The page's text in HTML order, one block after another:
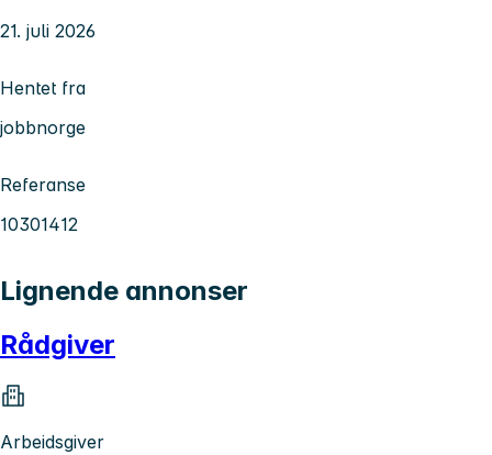
21. juli 2026
Hentet fra
jobbnorge
Referanse
10301412
Lignende annonser
Rådgiver
Arbeidsgiver